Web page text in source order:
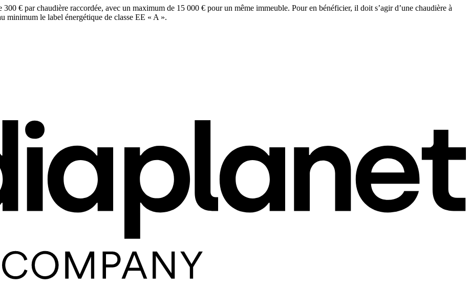
€ par chaudière raccordée, avec un maximum de 15 000 € pour un même immeuble. Pour en bénéficier, il doit s’agir d’une chaudière à
minimum le label énergétique de classe EE « A ».